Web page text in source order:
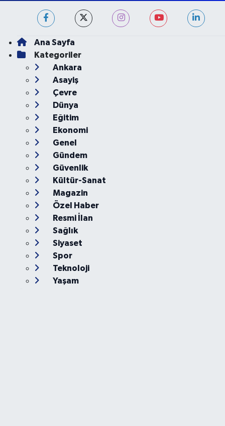
Ana Sayfa
Kategoriler
Ankara
Asayiş
Çevre
Dünya
Eğitim
Ekonomi
Genel
Gündem
Güvenlik
Kültür-Sanat
Magazin
Özel Haber
Resmi İlan
Sağlık
Siyaset
Spor
Teknoloji
Yaşam